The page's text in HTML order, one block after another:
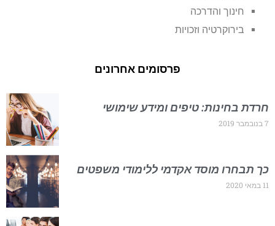
חינוך והדרכה
בירוקרטיה וזכויות
פרסומים אחרונים
חרדת בחינות: טיפים ומידע שימושי
7 בנובמבר 2019
כך תבחרו מוסד אקדמי ללימודי משפטים
11 במאי 2020